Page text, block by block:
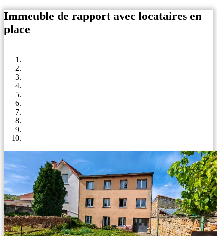
Immeuble de rapport avec locataires en
place